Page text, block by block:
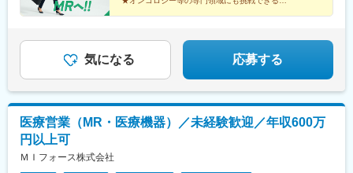
気になる 応募する
医療営業（MR・医療機器）／未経験歓迎／年収600万
円以上可
ＭＩフォース株式会社